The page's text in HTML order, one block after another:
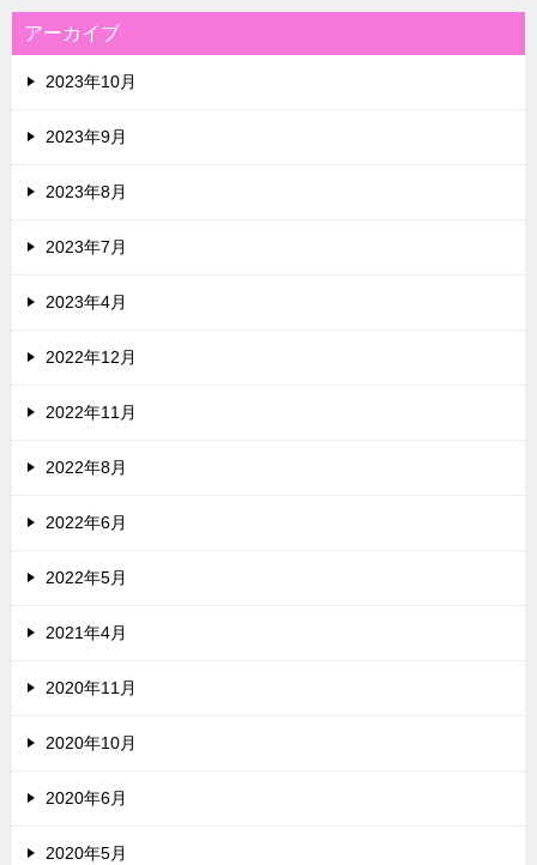
アーカイブ
2023年10月
2023年9月
2023年8月
2023年7月
2023年4月
2022年12月
2022年11月
2022年8月
2022年6月
2022年5月
2021年4月
2020年11月
2020年10月
2020年6月
2020年5月